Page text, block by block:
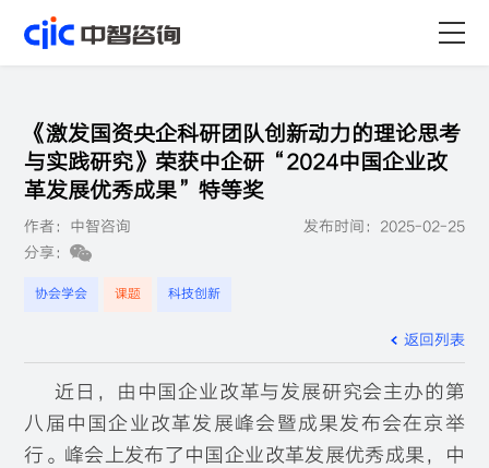
服务
行业
资源
《激发国资央企科研团队创新动力的理论思考
与实践研究》荣获中企研“2024中国企业改
革发展优秀成果”特等奖
作者：中智咨询
发布时间：2025-02-25
分享：
协会学会 课题 科技创新
返回列表
近日，由中国企业改革与发展研究会主办的第
八届中国企业改革发展峰会暨成果发布会在京举
行。峰会上发布了中国企业改革发展优秀成果，中